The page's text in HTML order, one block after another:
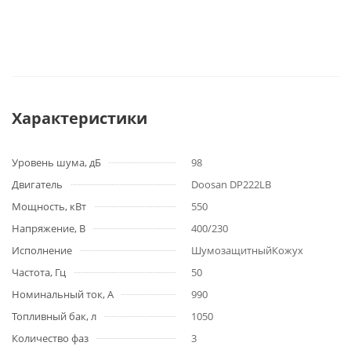
Характеристики
Уровень шума, дБ
98
Двигатель
Doosan DP222LB
Мощность, кВт
550
Напряжение, В
400/230
Исполнение
ШумозащитныйКожух
Частота, Гц
50
Номинальный ток, А
990
Топливный бак, л
1050
Количество фаз
3